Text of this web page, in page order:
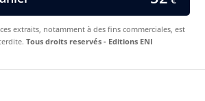
extraits, notamment à des fins commerciales, est
Tous droits reservés - Editions ENI